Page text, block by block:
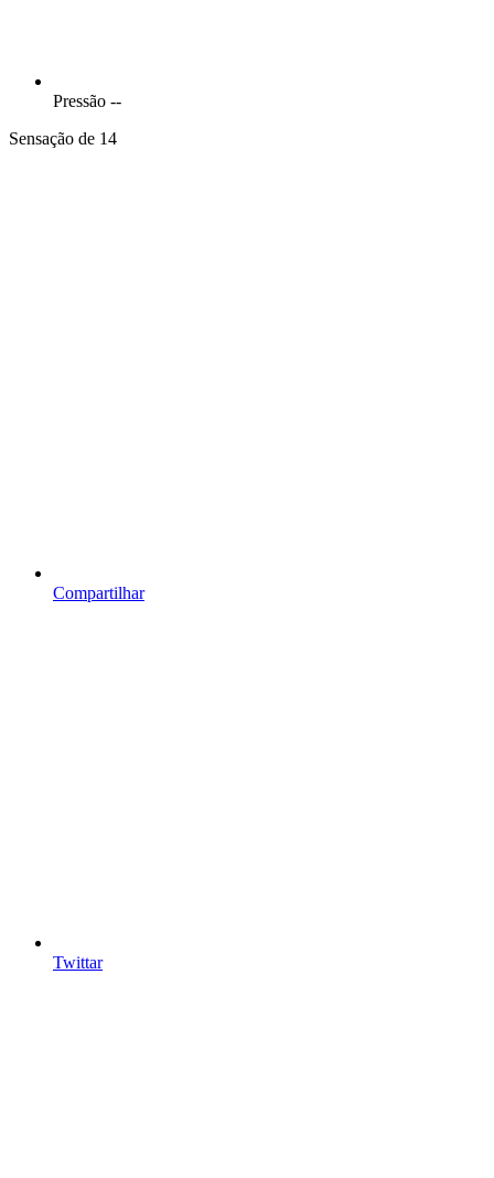
Pressão --
Sensação de 14
Compartilhar
Twittar